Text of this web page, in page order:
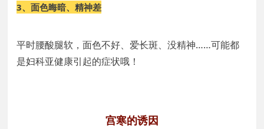
3、面色晦暗、精神差
平时腰酸腿软，面色不好、爱长斑、没精神……可能都
是妇科亚健康引起的症状哦！
宫寒的诱因